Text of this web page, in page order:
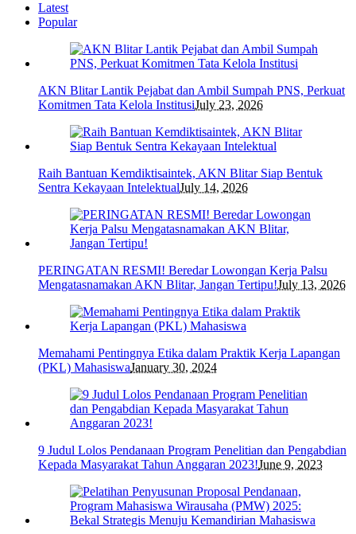
Latest
Popular
AKN Blitar Lantik Pejabat dan Ambil Sumpah PNS, Perkuat
Komitmen Tata Kelola InstitusiJuly 23, 2026
Raih Bantuan Kemdiktisaintek, AKN Blitar Siap Bentuk
Sentra Kekayaan IntelektualJuly 14, 2026
PERINGATAN RESMI! Beredar Lowongan Kerja Palsu
Mengatasnamakan AKN Blitar, Jangan Tertipu!July 13, 2026
Memahami Pentingnya Etika dalam Praktik Kerja Lapangan
(PKL) MahasiswaJanuary 30, 2024
9 Judul Lolos Pendanaan Program Penelitian dan Pengabdian
Kepada Masyarakat Tahun Anggaran 2023!June 9, 2023